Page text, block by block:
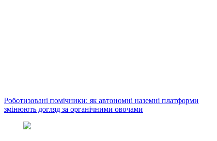
Роботизовані помічники: як автономні наземні платформи
змінюють догляд за органічними овочами